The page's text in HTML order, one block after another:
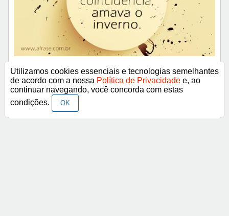
Ela era fria, e ele, por coincidência, amava o
inverno.
Utilizamos cookies essenciais e tecnologias semelhantes
de acordo com a nossa Política de Privacidade e, ao
continuar navegando, você concorda com estas
condições.
OK